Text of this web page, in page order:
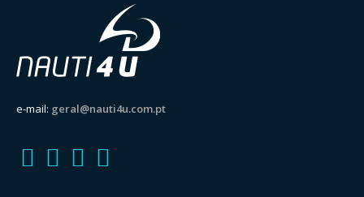
e-mail: geral@nauti4u.com.pt